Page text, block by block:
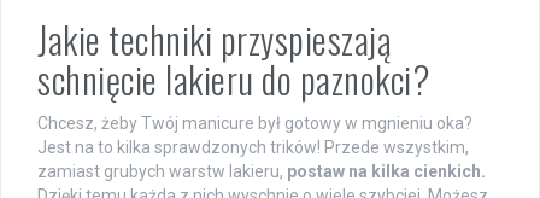
Jakie techniki przyspieszają
schnięcie lakieru do paznokci?
Chcesz, żeby Twój manicure był gotowy w mgnieniu oka?
Jest na to kilka sprawdzonych trików! Przede wszystkim,
zamiast grubych warstw lakieru, postaw na kilka cienkich.